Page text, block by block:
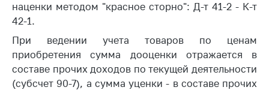
Контакты
работы
Приемная
Министра
наценки методом "красное сторно": Д-т 41-2 - К-т
42-1.
При ведении учета товаров по ценам
приобретения сумма дооценки отражается в
составе прочих доходов по текущей деятельности
(субсчет 90-7), а сумма уценки - в составе прочих